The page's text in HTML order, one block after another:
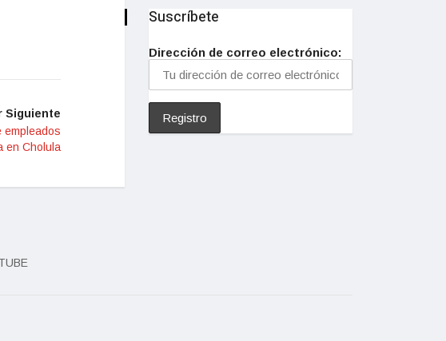
Siguiente
empleados
en Cholula
Suscríbete
Dirección de correo electrónico: